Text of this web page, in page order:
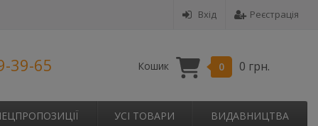
Вхід Реєстрація
39-65 Кошик 0 0 грн.
УСІ ТОВАРИ ВИДАВНИЦТВА